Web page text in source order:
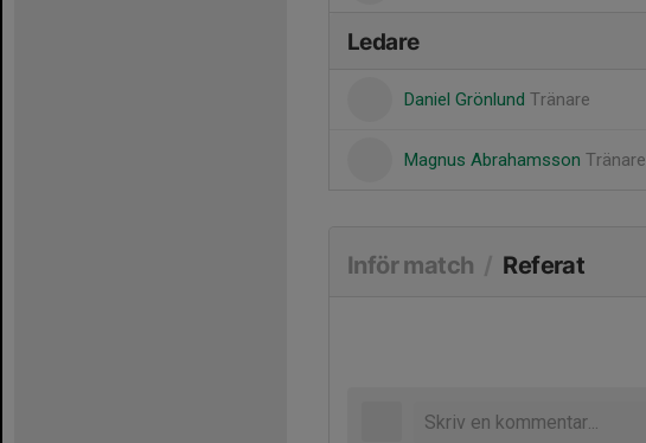
Ledare
Daniel Grönlund Tränare
Magnus Abrahamsson Tränare
Inför match Referat